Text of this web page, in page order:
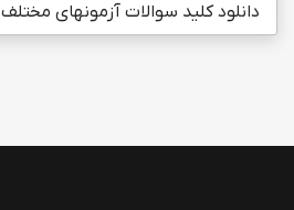
دانلود کلید سوالات آزمونهای مختلف